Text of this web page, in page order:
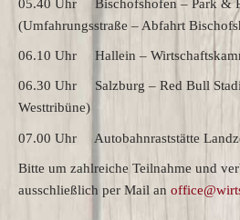
05.40 Uhr Bischofshofen – Park &
(Umfahrungsstraße – Abfahrt
06.10 Uhr Hallein –
06.30 Uhr Salzburg – Red Bull
Westtribüne)
07.00 Uhr Autobahnraststätte
Bitte um zahlreiche Teilnahme und
ausschließlich per Mail an